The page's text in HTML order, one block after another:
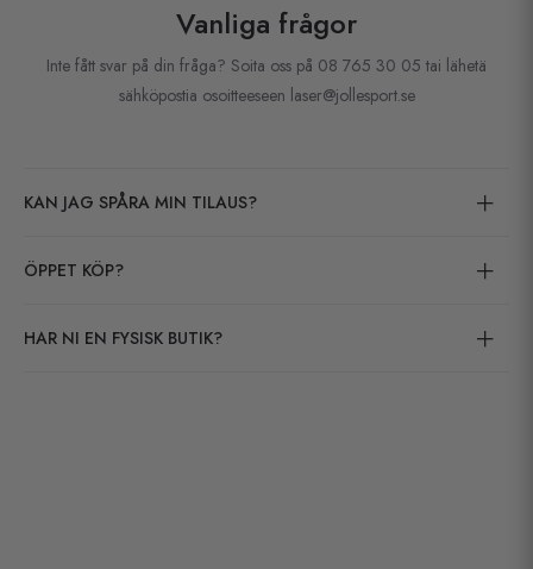
Vanliga frågor
Inte fått svar på din fråga? Soita oss på 08 765 30 05 tai lähetä
sähköpostia osoitteeseen laser@jollesport.se
KAN JAG SPÅRA MIN TILAUS?
ÖPPET KÖP?
HAR NI EN FYSISK BUTIK?